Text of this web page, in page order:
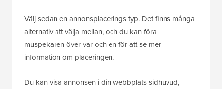
Välj sedan en annonsplacerings typ. Det finns många
alternativ att välja mellan, och du kan föra
muspekaren över var och en för att se mer
information om placeringen.
Du kan visa annonsen i din webbplats sidhuvud,